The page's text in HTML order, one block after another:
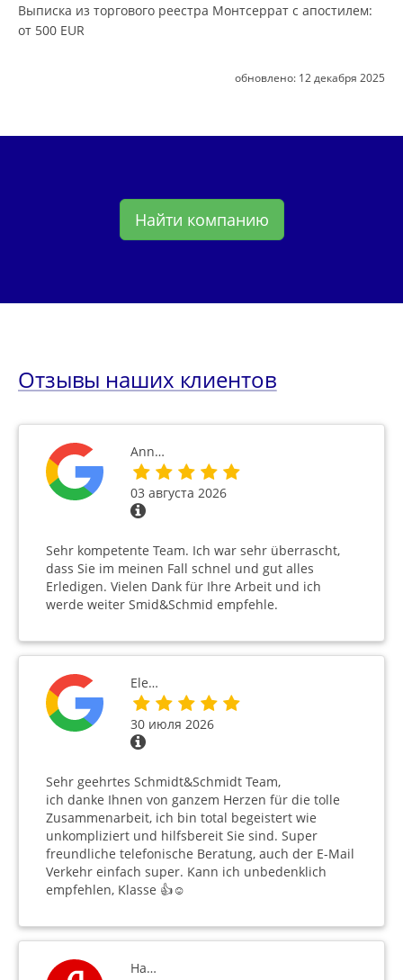
Выписка из торгового реестра Монтсеррат с апостилем:
от 500 EUR
обновлено: 12 декабря 2025
Найти компанию
Отзывы наших клиентов
Ann…
03 августа 2026
Sehr kompetente Team. Ich war sehr überrascht,
dass Sie im meinen Fall schnel und gut alles
Erledigen. Vielen Dank für Ihre Arbeit und ich
werde weiter Smid&Schmid empfehle.
Ele…
30 июля 2026
Sehr geehrtes Schmidt&Schmidt Team,
ich danke Ihnen von ganzem Herzen für die tolle
Zusammenarbeit, ich bin total begeistert wie
unkompliziert und hilfsbereit Sie sind. Super
freundliche telefonische Beratung, auch der E-Mail
Verkehr einfach super. Kann ich unbedenklich
empfehlen, Klasse 👍☺️
На…